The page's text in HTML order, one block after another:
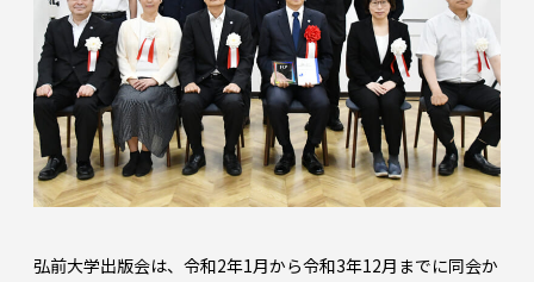
弘前大学出版会は、令和2年1月から令和3年12月までに同会か